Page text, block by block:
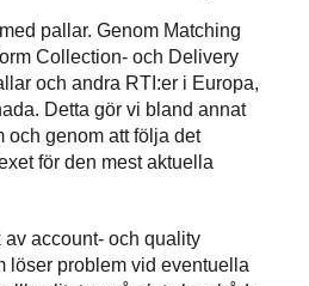
pallar. Genom Matching
Collection- och Delivery
och andra RTI:er i Europa,
Detta gör vi bland annat
och genom att följa det
för den mest aktuella
account- och quality
löser problem vid eventuella